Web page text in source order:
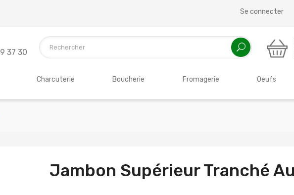
Se connecter
37 30
Charcuterie Boucherie Fromagerie Oeufs
Jambon Supérieur Tranché